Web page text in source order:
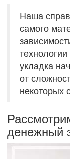
Наша
самого
укладка
от
некоторых
денежный